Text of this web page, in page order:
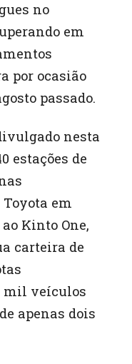
no
em
por ocasião
passado.
nesta
estações de
em
Kinto One,
carteira de
mil veículos
apenas dois